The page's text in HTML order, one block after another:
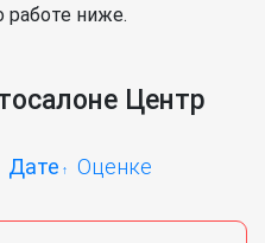
работе ниже.
Центр
Дате Оценке